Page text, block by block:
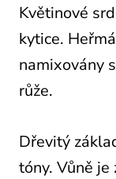
Květinové
kytice.
namixovány
růže.
Dřevitý
tóny. Vůně